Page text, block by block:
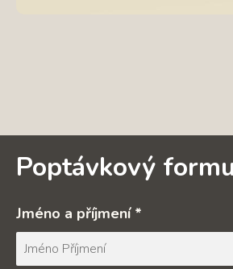
Poptávkový
Jméno a příjmení *